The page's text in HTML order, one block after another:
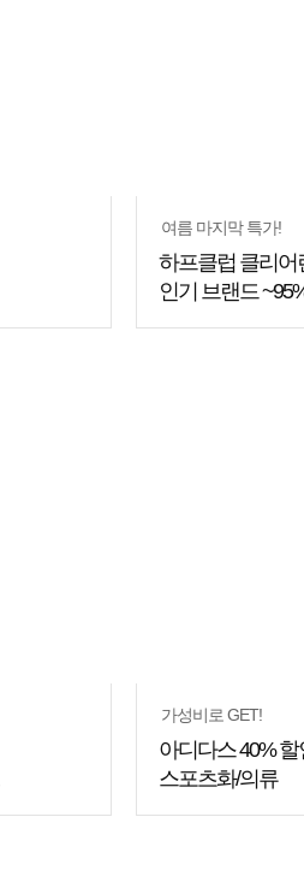
여름 마지막 특가!
하프클럽 클리어
인기 브랜드
가성비로 GET!
아디다스 40% 할
스포츠화/의류